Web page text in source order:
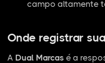
campo altamente
Onde registrar
A Dual Marcas é a